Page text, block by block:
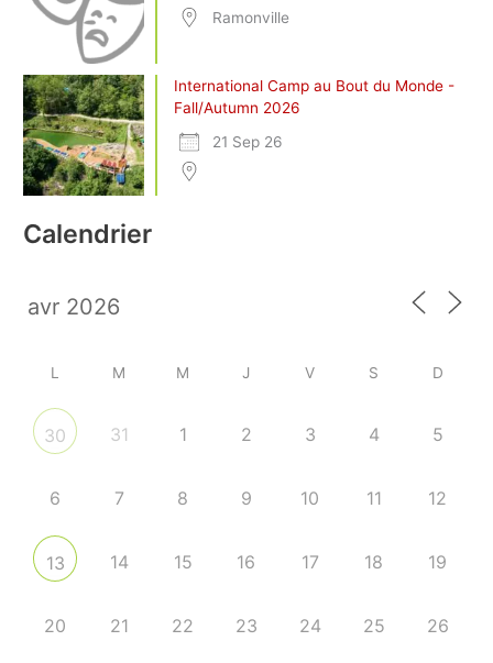
Ramonville
International Camp au Bout du Monde -
Fall/Autumn 2026
21 Sep 26
Calendrier
L M M J V S D
30 31 1 2 3 4 5
6 7 8 9 10 11 12
13 14 15 16 17 18 19
20 21 22 23 24 25 26